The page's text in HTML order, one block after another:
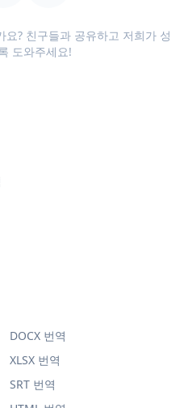
? 친구들과 공유하고 저희가 성
도와주세요!
DOCX 번역
XLSX 번역
SRT 번역